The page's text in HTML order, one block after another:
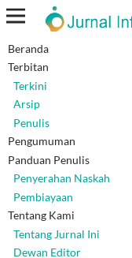
Beranda
Terbitan
Terkini
Arsip
Penulis
Pengumuman
Panduan Penulis
Penyerahan Naskah
Pembiayaan
Tentang Kami
Tentang Jurnal Ini
Dewan Editor
Beranda
Rancang
Pengelolaan
Aplikasi Web
Atikah Permatasari
STT Terpadu Nurul Fikri